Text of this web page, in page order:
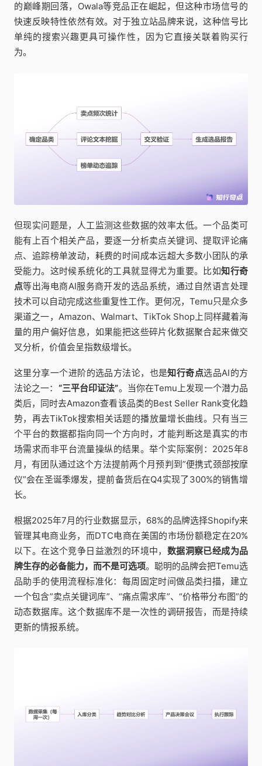
的巅峰期回落，Owala等竞品正在崛起，但这种市场信号的
快速反映特性依然有效。对于独立站品牌来说，这种信号比
单纯的搜索兴趣更具可操作性，因为它直接关联着购买行
为。
但现实问题是，人工监测这些数据的效率太低。一个品类可
能有上百个相关产品，要逐一分析卖点关键词、提取评论痛
点、追踪榜单波动，耗费的时间成本远超大多数小团队的承
受能力。这时候系统化的工具就显得尤为重要。比如知行奇
点等出海电商AI服务商开发的选品系统，通过自然语言处理
技术可以自动完成这些重复性工作。更何况，Temu只是众多
渠道之一，Amazon、Walmart、TikTok Shop上同样藏着海
量的用户偏好信息，如果能把这些碎片化数据聚合起来做交
叉分析，价值会呈指数级增长。
这里分享一个进阶的选品方法论，也是知行奇点选品AI的方
法论之一： “三平台印证法”。当你在Temu上发现一个潜力品
类后，同时去Amazon查看该品类的Best Seller Rank变化趋
势，再去TikTok搜索相关话题的播放量增长曲线。只有当三
个平台的数据都指向同一个方向时，才能判断这是真实的市
场需求而非平台流量操纵的结果。举个实际案例：2025年8
月，有团队通过这个方法提前两个月预判到”便携式颈部按摩
仪”会在圣诞季爆发，提前备货后在Q4实现了300%的销售增
长。
根据2025年7月的行业数据显示，68%的品牌选择Shopify来
管理其电商业务，而DTC电商在美国的市场份额稳定在20%
以下。在这个竞争日益激烈的环境中， 数据洞察已经成为品
牌生存的必备能力，而不是可选项。聪明的品牌会把Temu选
品助手的使用流程标准化：每周固定时间做品类扫描，建立
一个包含”卖点关键词库”、“痛点需求库”、“价格带分布图”的
动态数据库。这个数据库不是一次性的调研报告，而是持续
更新的情报系统。